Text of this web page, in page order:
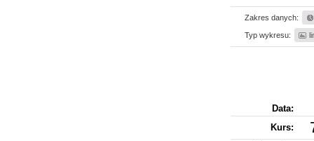
Zakres danych:
Typ wykresu:
Data:
Kurs: